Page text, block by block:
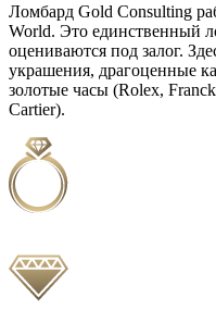
Ломбард Gold Consulting
World. Это единственный
оцениваются под залог.
украшения, драгоценные
золотые часы (Rolex,
Cartier).